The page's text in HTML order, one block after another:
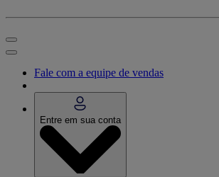
Fale com a equipe de vendas
Entre em sua conta